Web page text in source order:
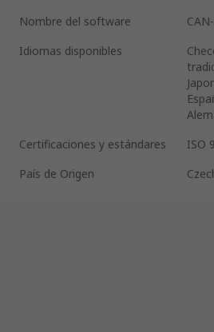
Nombre del software
Idiomas disponibles
Certificaciones y estándares
ISO
País de Origen